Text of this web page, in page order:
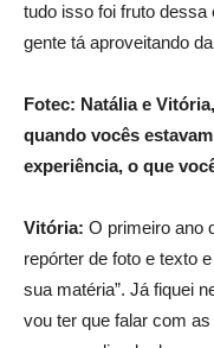
tudo isso foi fruto dessa
gente tá aproveitando
Fotec: Natália e
quando vocês
experiência, o que
Vitória: O primeiro ano
repórter de foto e texto
sua matéria”. Já fiquei
vou ter que falar com